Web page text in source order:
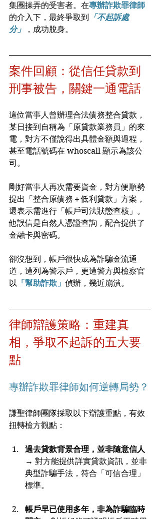
集團操弄的受害者。在專辦詐欺罪律師
的介入下，最終爭取到 「不起訴處
分」
，成功脫身。
案件回顧：從信任貸款到
刑事被告，關鍵一通電話
這位當事人曾辦理合法債務整合貸款，
某日接到自稱為「原貸款業務員」的來
電，對方不僅說得出具體金額與過程，
甚至電話號碼在 whoscall 顯示為該公
司。
剛好當事人再次需要資金，對方便順勢
提出「整合原債務＋低利貸款」方案，
還表示需進行「帳戶司法狀態查核」。
他誤信是自然人憑證查詢，配合提供了
金融卡與密碼。
卻沒想到，帳戶很快成為詐騙金流通
道，遭列為警示戶，更遭警方與檢察官
以 「幫助詐欺」 偵辦，幾近崩潰。
律師辯護策略：重建真
相，爭取不起訴的五大要
點
專辦詐欺罪律師如何逆轉局勢？
謙聖律師團隊採取以下辯護重點，有效
扭轉檢方觀點：
過去貸款背景合理，並非隨意信人
→ 對方能提供詳實貸款資訊，並非
典型詐騙手法，符合「可信合理」
標準。
帳戶早已使用多年，非為詐騙臨時